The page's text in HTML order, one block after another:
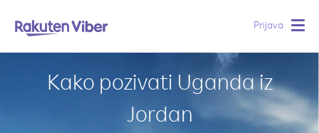
Prijava
Kako pozivati Uganda iz
Jordan